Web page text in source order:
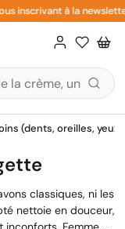
à la newsletter
(dents, oreilles,
classiques, ni les
nettoie en douceur,